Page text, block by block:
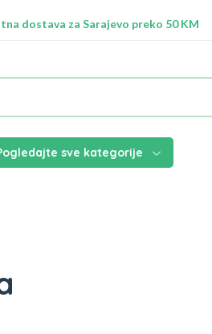
dostava za Sarajevo preko 50 KM
sve kategorije